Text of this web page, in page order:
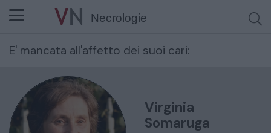
Necrologie
Cerca per nome o cognome
E' mancata all'affetto dei suoi cari:
Virginia
Somaruga